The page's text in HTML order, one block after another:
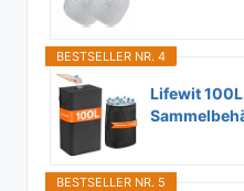
BESTSELLER NR. 4
Lifewit
BESTSELLER NR. 5